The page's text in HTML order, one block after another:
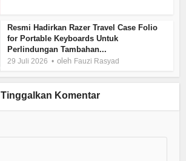
Resmi Hadirkan Razer Travel Case Folio
for Portable Keyboards Untuk
Perlindungan Tambahan...
29 Juli 2026 oleh Fauzi Rasyad
Tinggalkan Komentar